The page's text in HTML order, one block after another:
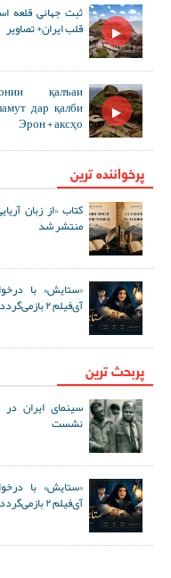
ثبت جهانی قلعه
قلب ایران+ تصاویر
қалъаи
дар қалби
Эрон + аксҳо
پرخواننده ترین
کتاب «از زبان
منتشر شد
«ستایش» با
آی‌فیلم ۲ بازمی‌گردد
پربحث ترین
سینمای ایران
نشست
«ستایش» با
آی‌فیلم ۲ بازمی‌گردد